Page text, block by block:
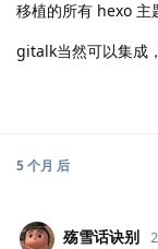
移植的所有 hexo 主
gitalk当然可以集成
5 个月 后
殇雪话诀别